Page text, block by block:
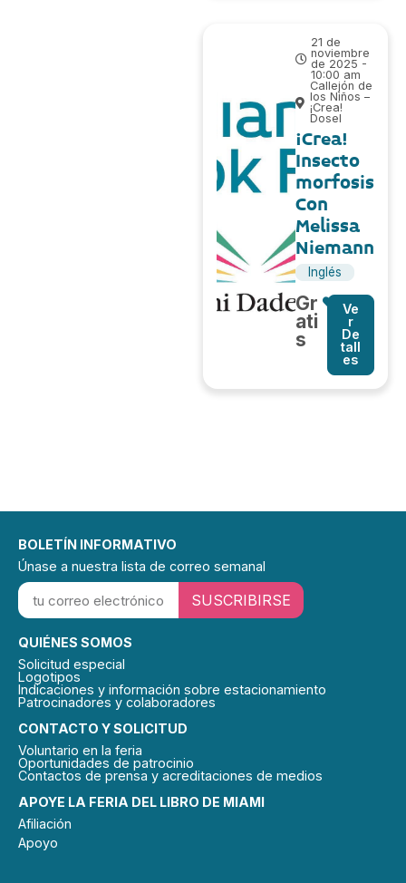
21 de
noviembre
de 2025 -
10:00 am
Callejón de
los Niños –
¡Crea!
Dosel
¡Crea!
Insecto
morfosis
Con
Melissa
Niemann
Inglés
Gr
ati
s
Ve
r
De
tall
es
APOYE LA FERIA DEL LIBRO DE MIAMI
Afiliación
Apoyo
CONTACTO Y SOLICITUD
Voluntario en la feria
Oportunidades de patrocinio
Contactos de prensa y acreditaciones de medios
QUIÉNES SOMOS
Solicitud especial
Logotipos
Indicaciones y información sobre estacionamiento
Patrocinadores y colaboradores
BOLETÍN INFORMATIVO
Únase a nuestra lista de correo semanal
SUSCRIBIRSE